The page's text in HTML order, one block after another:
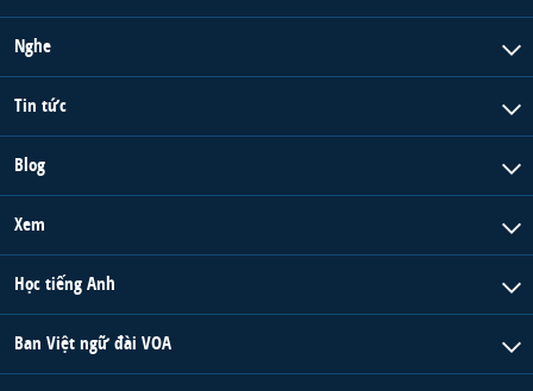
Nghe
Tin tức
Blog
Xem
Học tiếng Anh
Ban Việt ngữ đài VOA